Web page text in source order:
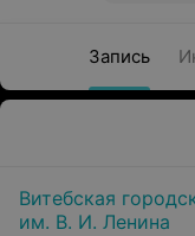
Запись
Витебская
им. В. И. Ленина